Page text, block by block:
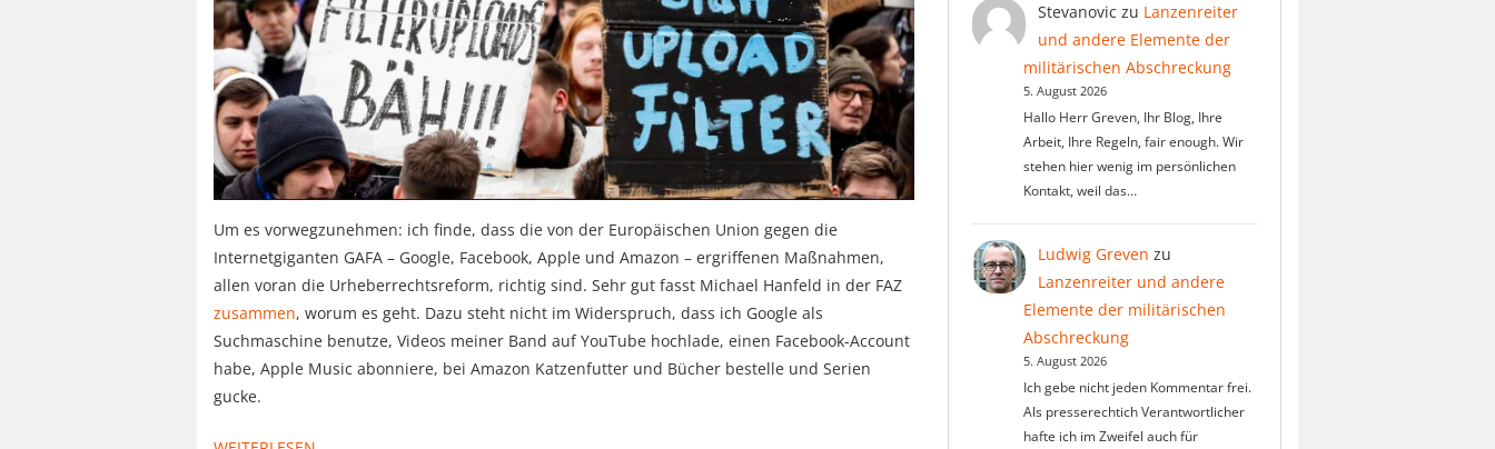
Um es vorwegzunehmen: ich finde, dass die von der Europäischen Union gegen die
Internetgiganten GAFA – Google, Facebook, Apple und Amazon – ergriffenen Maßnahmen,
allen voran die Urheberrechtsreform, richtig sind. Sehr gut fasst Michael Hanfeld in der FAZ
zusammen, worum es geht. Dazu steht nicht im Widerspruch, dass ich Google als
Suchmaschine benutze, Videos meiner Band auf YouTube hochlade, einen Facebook-Account
habe, Apple Music abonniere, bei Amazon Katzenfutter und Bücher bestelle und Serien
gucke.
Stevanovic zu Lanzenreiter
und andere Elemente der
militärischen Abschreckung
5. August 2026
Hallo Herr Greven, Ihr Blog, Ihre
Arbeit, Ihre Regeln, fair enough. Wir
stehen hier wenig im persönlichen
Kontakt, weil das…
Ludwig Greven zu
Lanzenreiter und andere
Elemente der militärischen
Abschreckung
5. August 2026
Ich gebe nicht jeden Kommentar frei.
Als presserechtich Verantwortlicher
hafte ich im Zweifel auch für